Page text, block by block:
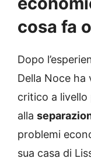
cosa fa
Dopo
Della Noce
critico a
alla
problemi
sua casa di